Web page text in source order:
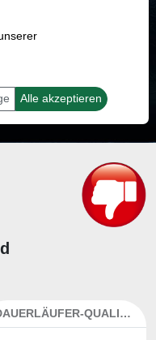
sein.
DAUERLÄUFER-QUALITÄTEN
Alle akzeptieren